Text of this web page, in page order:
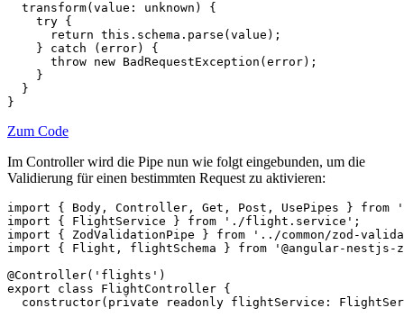
  transform(value: unknown) {
    try {
      return this.schema.parse(value);
    } catch (error) {
      throw new BadRequestException(error);
    }
  }
}
Zum Code
Im Controller wird die Pipe nun wie folgt eingebunden, um die
Validierung für einen bestimmten Request zu aktivieren:
import { Body, Controller, Get, Post, UsePipes } from
import { FlightService } from './flight.service';
import { ZodValidationPipe } from '../common/zod-
import { Flight, flightSchema } from '@angular-
@Controller('flights')
export class FlightController {
constructor(private readonly flightService: